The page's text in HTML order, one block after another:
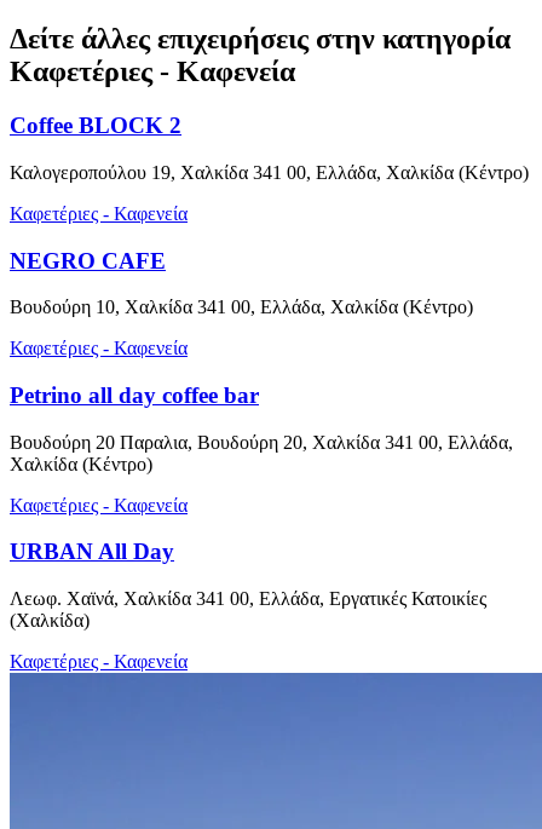
Δείτε άλλες επιχειρήσεις στην κατηγορία
Καφετέριες - Καφενεία
Coffee BLOCK 2
Καλογεροπούλου 19, Χαλκίδα 341 00, Ελλάδα, Χαλκίδα (Κέντρο)
Καφετέριες - Καφενεία
NEGRO CAFE
Βουδούρη 10, Χαλκίδα 341 00, Ελλάδα, Χαλκίδα (Κέντρο)
Καφετέριες - Καφενεία
Petrino all day coffee bar
Βουδούρη 20 Παραλια, Βουδούρη 20, Χαλκίδα 341 00, Ελλάδα,
Χαλκίδα (Κέντρο)
Καφετέριες - Καφενεία
URBAN All Day
Λεωφ. Χαϊνά, Χαλκίδα 341 00, Ελλάδα, Εργατικές Κατοικίες
(Χαλκίδα)
Καφετέριες - Καφενεία